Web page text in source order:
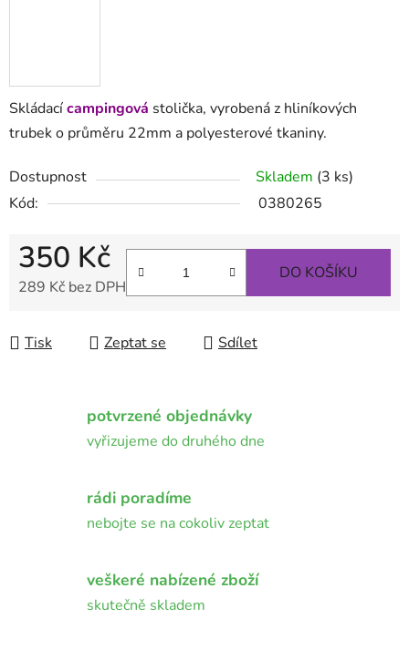
Skládacícampingová stolička, vyrobená z hliníkových
trubek o průměru 22mm a polyesterové tkaniny.
Dostupnost Skladem (3 ks)
Kód:
0380265
350 Kč
289 Kč bez DPH
DO KOŠÍKU
Tisk Zeptat se Sdílet
potvrzené objednávky
vyřizujeme do druhého dne
rádi poradíme
nebojte se na cokoliv zeptat
veškeré nabízené zboží
skutečně skladem